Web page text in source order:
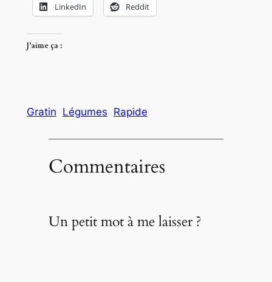
LinkedIn Reddit
J’aime ça :
Gratin Légumes Rapide
Commentaires
Un petit mot à me laisser ?